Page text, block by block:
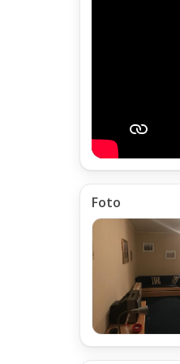
e viene garantita
durante i periodi
Al Piano
è presente un
Il Ripostiglio è
chiusi;
All'interno del
attrezzato con
Foto